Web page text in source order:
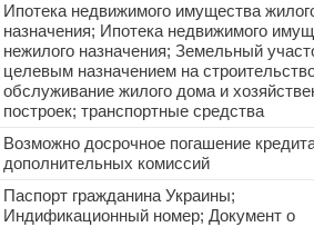
Ипотека недвижимого имущества
назначения; Ипотека недвижимого
нежилого назначения; Земельный
целевым назначением на
обслуживание жилого дома и
построек; транспортные средства
Возможно досрочное погашение
дополнительных комиссий
Паспорт гражданина Украины;
Индификационный номер; Документ о